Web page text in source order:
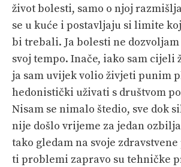
život bolesti, samo o njoj
se u kuće i postavljaju si limite
bi trebali. Ja bolesti ne
svoj tempo. Inače, iako sam cijeli
ja sam uvijek volio živjeti punim
hedonistički uživati s društvom
Nisam se nimalo štedio, sve dok
nije došlo vrijeme za jedan
tako gledam na svoje
ti problemi zapravo su tehničke